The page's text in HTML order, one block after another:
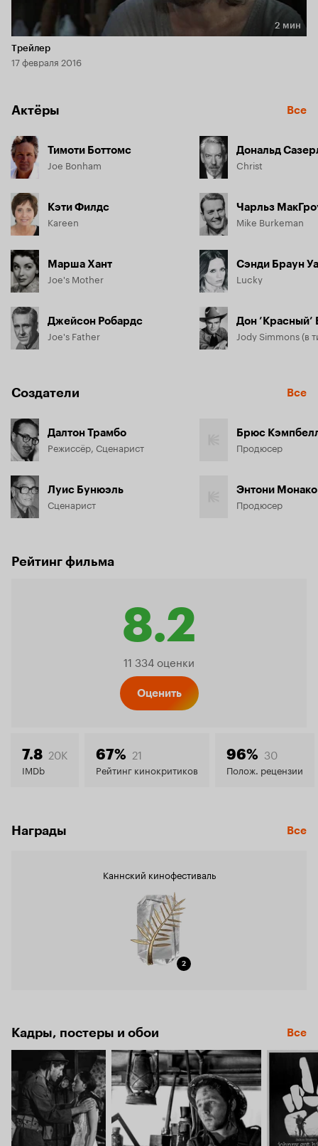
Длительность 2 мин
2 мин
Трейлер
17 февраля 2016
Актёры Все
Тимоти Боттомс
Joe Bonham
Кэти Филдс
Kareen
Марша Хант
Joe's Mother
Джейсон Робардс
Joe's Father
Дональд
Christ
Чарльз
Mike Burkeman
Сэнди Браун
Lucky
Дон ’Красный’
Создатели Все
Далтон Трамбо
Режиссёр, Сценарист
Луис Бунюэль
Сценарист
Брюс
Продюсер
Энтони Монако
Продюсер
Рейтинг фильма
8.2
Рейтинг
8.2
11 334 оценки
Оценить
7.8 20K
IMDb
67% 21
Рейтинг кинокритиков
96% 30
Полож. рецензии
Награды Все
Каннский кинофестиваль
2
Кадры, постеры и обои Все